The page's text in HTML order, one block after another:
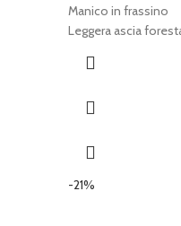
Manico in frassino
Leggera ascia
-21%